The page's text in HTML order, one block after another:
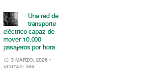
Una red de
transporte
eléctrico capaz de
mover 10.000
pasajeros por hora
3 MARZO, 2026 •